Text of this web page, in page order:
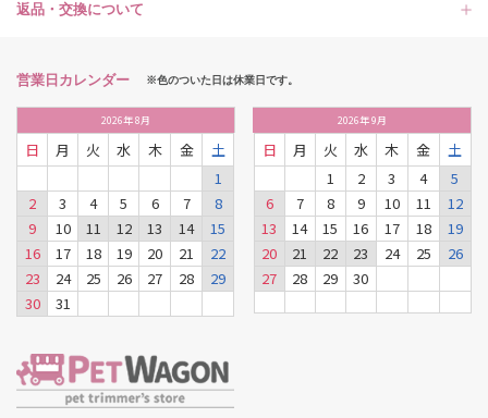
返品・交換について
営業日カレンダー ※色のついた日は休業日です。
2026年8月
日 月 火 水 木 金
土
1
2
3 4 5 6 7
8
9
10 11 12 13 14
15
16
17 18 19 20 21
22
23
24 25 26 27 28
29
30
31
2026年9月
日 月 火 水 木 金
土
1
2 3 4
5
6
7 8 9 10 11
12
13
14 15 16 17 18
19
20
21 22 23 24 25
26
27
28 29 30